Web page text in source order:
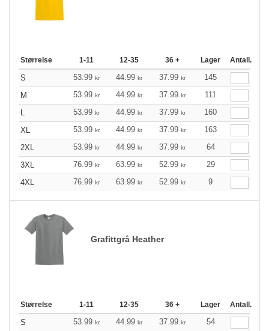
Størrelse 1-11 12-35 36 + Lager Antall.
S 53.99 kr 44.99 kr 37.99 kr
145
M
53.99 kr 44.99 kr 37.99 kr
111
L
53.99 kr 44.99 kr 37.99 kr
160
XL
53.99 kr 44.99 kr 37.99 kr
163
2XL
53.99 kr 44.99 kr 37.99 kr
64
3XL
76.99 kr 63.99 kr 52.99 kr
29
4XL
76.99 kr 63.99 kr 52.99 kr 9
Grafittgrå Heather
Størrelse 1-11 12-35 36 + Lager Antall.
S 53.99 kr 44.99 kr 37.99 kr
54